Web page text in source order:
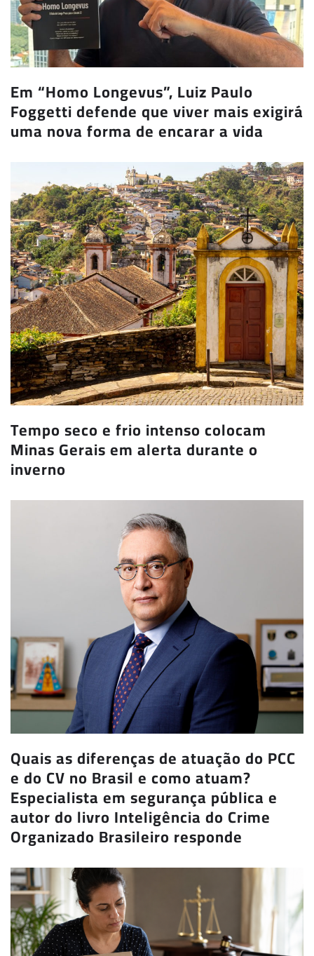
Em “Homo Longevus”, Luiz Paulo
Foggetti defende que viver mais exigirá
uma nova forma de encarar a vida
Tempo seco e frio intenso colocam
Minas Gerais em alerta durante o
inverno
Quais as diferenças de atuação do PCC
e do CV no Brasil e como atuam?
Especialista em segurança pública e
autor do livro Inteligência do Crime
Organizado Brasileiro responde